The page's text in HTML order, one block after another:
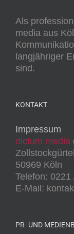
Als
media aus
langjähriger
sind.
KONTAKT
Impressum
dictum media
50969 Köln
Telefon:
E-Mail:
PR- UND